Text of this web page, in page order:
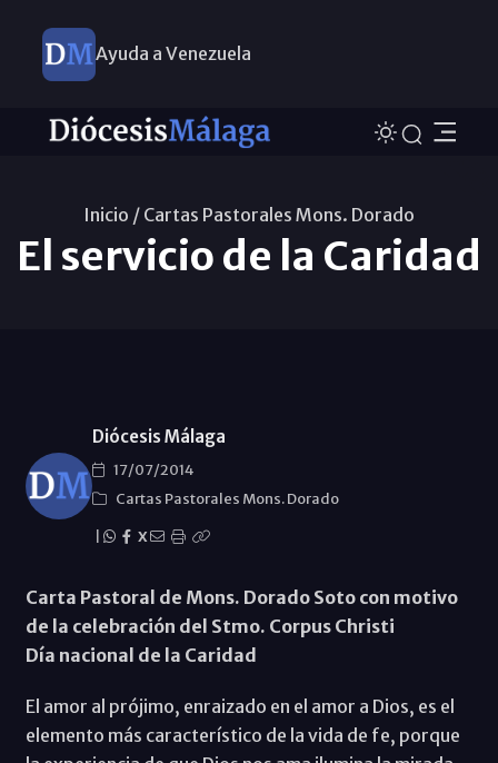
Ayuda a Venezuela
Inicio / Cartas Pastorales Mons. Dorado
El servicio de la Caridad
Diócesis Málaga
17/07/2014
Cartas Pastorales Mons. Dorado
X
Carta Pastoral de Mons. Dorado Soto con motivo
de la celebración del Stmo. Corpus Christi
Día nacional de la Caridad
El amor al prójimo, enraizado en el amor a Dios, es el
elemento más característico de la vida de fe, porque